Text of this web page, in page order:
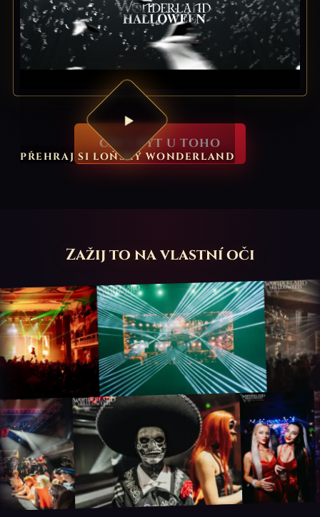
PŘEHRAJ SI LOŇSKÝ WONDERLAND
CHCI BÝT U TOHO
Zažij to na vlastní oči